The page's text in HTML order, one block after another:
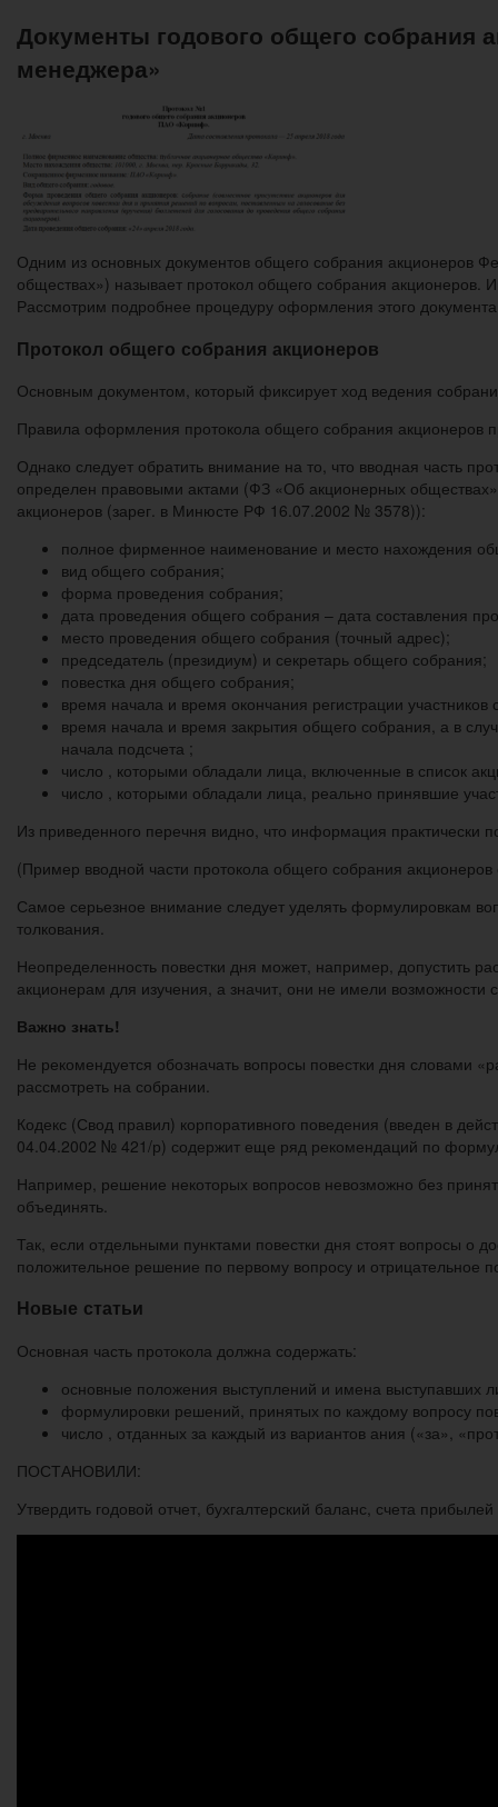
Документы годового общего собрания
менеджера»
Одним из основных документов общего собрания
обществах») называет протокол общего собрания
Рассмотрим подробнее процедуру оформления этого
Протокол общего собрания акционеров
Основным документом, который фиксирует ход ведения
Правила оформления протокола общего собрания акционеров
Однако следует обратить внимание на то, что вводная часть
определен правовыми актами (ФЗ «Об акционерных
акционеров (зарег. в Минюсте РФ 16.07.2002 № 3578)):
полное фирменное наименование и место нахождения
вид общего собрания;
форма проведения собрания;
дата проведения общего собрания – дата составления
место проведения общего собрания (точный адрес);
председатель (президиум) и секретарь общего собрания;
повестка дня общего собрания;
время начала и время окончания регистрации участников
время начала и время закрытия общего собрания, а в
начала подсчета ;
число , которыми обладали лица, включенные в список
число , которыми обладали лица, реально принявшие
Из приведенного перечня видно, что информация практически
(Пример вводной части протокола общего собрания
Самое серьезное внимание следует уделять формулировкам
толкования.
Неопределенность повестки дня может, например, допустить
акционерам для изучения, а значит, они не имели возможности
Важно знать!
Не рекомендуется обозначать вопросы повестки дня словами
рассмотреть на собрании.
Кодекс (Свод правил) корпоративного поведения (введен в
04.04.2002 № 421/р) содержит еще ряд рекомендаций по
Например, решение некоторых вопросов невозможно без
объединять.
Так, если отдельными пунктами повестки дня стоят вопросы о
положительное решение по первому вопросу и отрицательное
Новые статьи
Основная часть протокола должна содержать:
основные положения выступлений и имена выступавших
формулировки решений, принятых по каждому вопросу
число , отданных за каждый из вариантов ания («за»,
ПОСТАНОВИЛИ:
Утвердить годовой отчет, бухгалтерский баланс, счета